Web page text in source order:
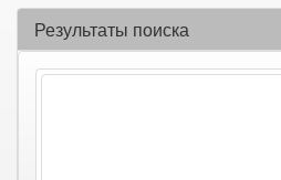
Результаты поиска